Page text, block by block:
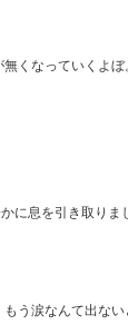
くなっていくよぼ
に息を引き取りま
う涙なんて出ない